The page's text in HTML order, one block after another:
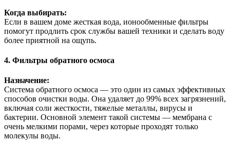
Когда выбирать:
Если в вашем доме жесткая вода, ионообменные фильтры
помогут продлить срок службы вашей техники и сделать воду
более приятной на ощупь.
4. Фильтры обратного осмоса
Назначение:
Система обратного осмоса — это один из самых эффективных
способов очистки воды. Она удаляет до 99% всех загрязнений,
включая соли жесткости, тяжелые металлы, вирусы и
бактерии. Основной элемент такой системы — мембрана с
очень мелкими порами, через которые проходят только
молекулы воды.